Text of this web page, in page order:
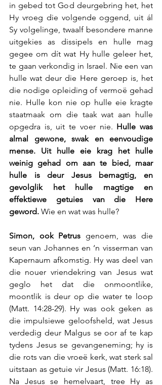
in gebed tot God deurgebring het, het
Hy vroeg die volgende oggend, uit ál
Sy volgelinge, twaalf besondere manne
uitgekies as dissipels en hulle mag
gegee om dít wat Hy hulle geleer het,
te gaan verkondig in Israel. Nie een van
hulle wat deur die Here geroep is, het
die nodige opleiding of vermoë gehad
nie. Hulle kon nie op hulle eie kragte
staatmaak om die taak wat aan hulle
opgedra is, uit te voer nie. Hulle was
almal gewone, swak en eenvoudige
mense. Uit hulle eie krag het hulle
weinig gehad om aan te bied, maar
hulle is deur Jesus bemagtig, en
gevolglik het hulle magtige en
effektiewe getuies van die Here
geword. Wie en wat was hulle?
Simon, ook Petrus genoem, was die
seun van Johannes en ‘n visserman van
Kapernaum afkomstig. Hy was deel van
die nouer vriendekring van Jesus wat
geglo het dat die onmoontlike,
moontlik is deur op die water te loop
(Matt. 14:28-29). Hy was ook geken as
die impulsiewe geloofsheld, wat Jesus
verdedig deur Malgus se oor af te kap
tydens Jesus se gevangeneming; hy is
die rots van die vroeë kerk, wat sterk sal
uitstaan as getuie vir Jesus (Matt. 16:18).
Na Jesus se hemelvaart, tree Hy as